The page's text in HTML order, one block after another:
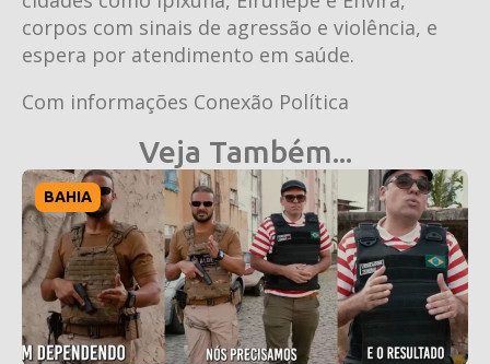
corpos com sinais de agressão e violência, e
espera por atendimento em saúde.
Com informações Conexão Política
Veja Também...
BAHIA